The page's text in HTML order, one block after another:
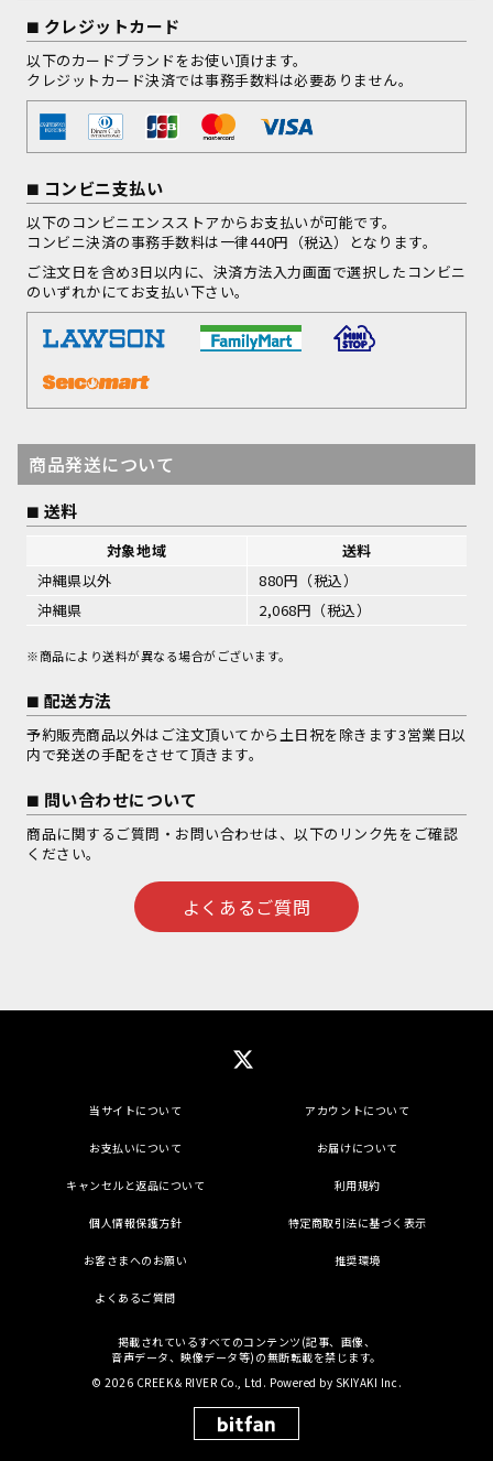
クレジットカード
以下のカードブランドをお使い頂けます。
クレジットカード決済では事務手数料は必要ありません。
コンビニ支払い
以下のコンビニエンスストアからお支払いが可能です。
コンビニ決済の事務手数料は一律440円（税込）となります。
ご注文日を含め3日以内に、決済方法入力画面で選択したコンビニ
のいずれかにてお支払い下さい。
商品発送について
送料
対象地域
送料
沖縄県以外
880円（税込）
沖縄県
2,068円（税込）
※商品により送料が異なる場合がございます。
配送方法
予約販売商品以外はご注文頂いてから土日祝を除きます3営業日以
内で発送の手配をさせて頂きます。
問い合わせについて
商品に関するご質問・お問い合わせは、以下のリンク先をご確認
ください。
よくあるご質問
当サイトについて アカウントについて
お支払いについて お届けについて
キャンセルと返品について 利用規約
個人情報保護方針 特定商取引法に基づく表示
お客さまへのお願い 推奨環境
よくあるご質問
掲載されているすべてのコンテンツ(記事、画像、
音声データ、映像データ等)の無断転載を禁じます。
© 2026 CREEK＆RIVER Co., Ltd. Powered by SKIYAKI Inc.